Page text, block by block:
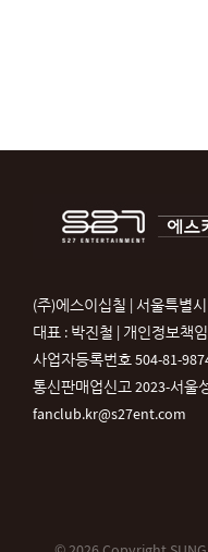
(주)에스이십칠 | 서울특별
대표 : 박진철 | 개인정보책임
사업자등록번호 504-81-
통신판매업신고 2023-서울
fanclub.kr@s27ent.com